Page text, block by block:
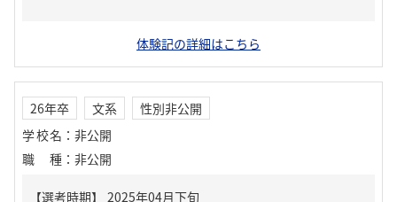
体験記の詳細はこちら
26年卒 文系
性別非公開
学校名 ： 非公開
職種 ： 非公開